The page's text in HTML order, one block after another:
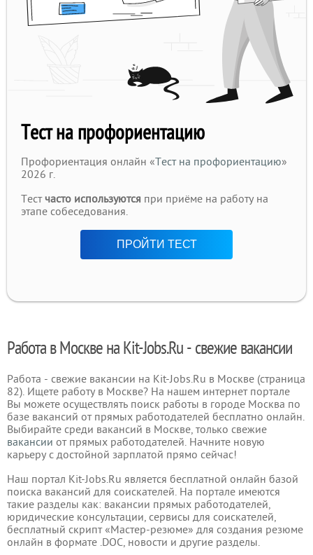
Тест на профориентацию
Профориентация онлайн «Тест на профориентацию»
2026 г.
Тестчасто используются при приёме на работу на
этапе собеседования.
ПРОЙТИ ТЕСТ
Работа в Москве на Kit-Jobs.Ru - свежие вакансии
Работа - свежие вакансии на Kit-Jobs.Ru в Москве (страница
82). Ищете работу в Москве? На нашем интернет портале
Вы можете осуществлять поиск работы в городе Москва по
базе вакансий от прямых работодателей бесплатно онлайн.
Выбирайте среди вакансий в Москве, только свежие
вакансии от прямых работодателей. Начните новую
карьеру с достойной зарплатой прямо сейчас!
Наш портал Kit-Jobs.Ru является бесплатной онлайн базой
поиска вакансий для соискателей. На портале имеются
такие разделы как: вакансии прямых работодателей,
юридические консультации, сервисы для соискателей,
бесплатный скрипт «Мастер-резюме» для создания резюме
онлайн в формате .DOC, новости и другие разделы.